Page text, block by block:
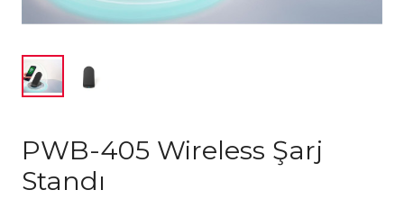
PWB-405 Wireless Şarj
Standı